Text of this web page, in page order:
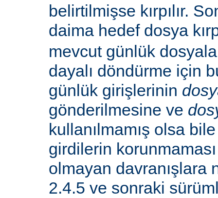
belirtilmişse kırpılır.
daima hedef dosya
mevcut günlük
dayalı döndürme için
günlük girişlerinin
gönderilmesine ve
kullanılmamış olsa
girdilerin
olmayan davranışlara
2.4.5 ve sonraki